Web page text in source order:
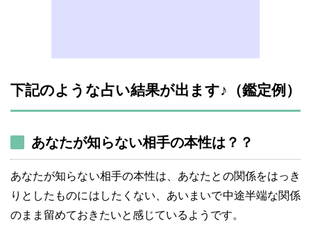
下記のような占い結果が出ます♪（鑑定例）
あなたが知らない相手の本性は？？
あなたが知らない相手の本性は、あなたとの関係をはっき
りとしたものにはしたくない、あいまいで中途半端な関係
のまま留めておきたいと感じているようです。